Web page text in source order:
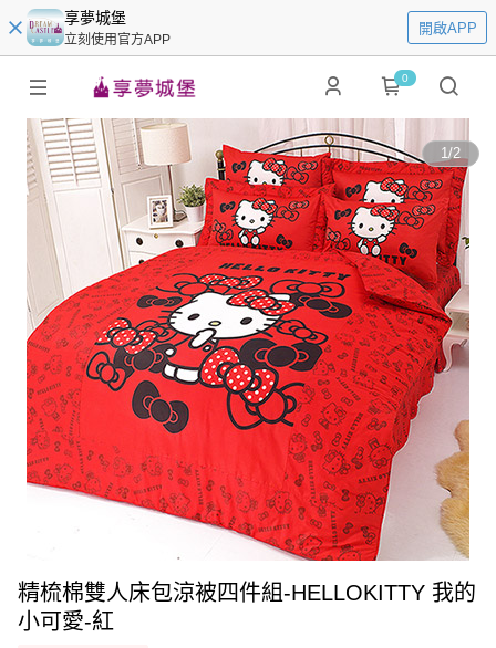
享夢城堡
立刻使用官方APP
開啟APP
0
1/2
精梳棉雙人床包涼被四件組-HELLOKITTY 我的
小可愛-紅